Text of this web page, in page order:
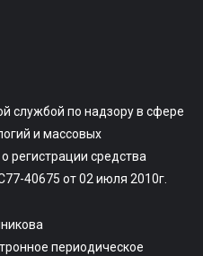
службой по надзору в сфере
и массовых
регистрации средства
40675 от 02 июля 2010г.
периодическое